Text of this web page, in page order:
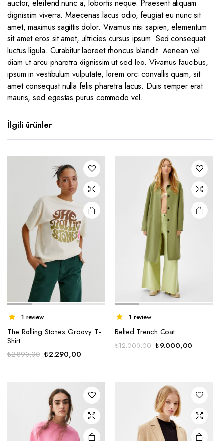
auctor, eleifend nunc a, lobortis neque. Praesent aliquam
dignissim viverra. Maecenas lacus odio, feugiat eu nunc sit
amet, maximus sagittis dolor. Vivamus nisi sapien, elementum
sit amet eros sit amet, ultricies cursus ipsum. Sed consequat
luctus ligula. Curabitur laoreet rhoncus blandit. Aenean vel
diam ut arcu pharetra dignissim ut sed leo. Vivamus faucibus,
ipsum in vestibulum vulputate, lorem orci convallis quam, sit
amet consequat nulla felis pharetra lacus. Duis semper erat
mauris, sed egestas purus commodo vel.
İlgili ürünler
1 review
The Rolling Stones Groovy T-
Shirt
₺2.890,00 Orijinal
₺2.290,00Şu
₺2.290,00.
1 review
Belted Trench Coat
₺12.000,00 Orijinal
₺9.000,00